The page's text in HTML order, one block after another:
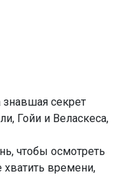
секрет
Гойи и Веласкеса,
чтобы осмотреть
времени,